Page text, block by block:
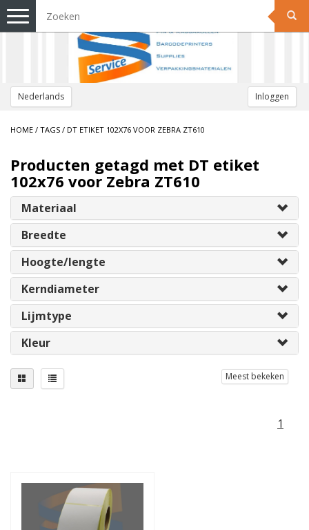
Nederlands Inloggen
Toggle
navigation
HOME / TAGS / DT ETIKET 102X76 VOOR ZEBRA ZT610
Producten getagd met DT etiket
102x76 voor Zebra ZT610
Materiaal
Breedte
Hoogte/lengte
Kerndiameter
Lijmtype
Kleur
Meest bekeken
1